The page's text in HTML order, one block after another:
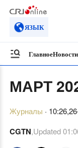
ЯЗЫК
ГлавноеНовости
МАРТ
Журналы ·
CGTN,Updated